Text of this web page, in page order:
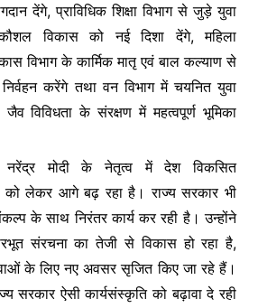
देंगे, प्राविधिक शिक्षा विभाग से जुड़े युवा
विकास को नई दिशा देंगे, महिला
विभाग के कार्मिक मातृ एवं बाल कल्याण से
निर्वहन करेंगे तथा वन विभाग में चयनित युवा
विविधता के संरक्षण में महत्वपूर्ण भूमिका
नरेंद्र मोदी के नेतृत्व में देश विकसित
लेकर आगे बढ़ रहा है। राज्य सरकार भी
के साथ निरंतर कार्य कर रही है। उन्होंने
संरचना का तेजी से विकास हो रहा है,
के लिए नए अवसर सृजित किए जा रहे हैं।
सरकार ऐसी कार्यसंस्कृति को बढ़ावा दे रही